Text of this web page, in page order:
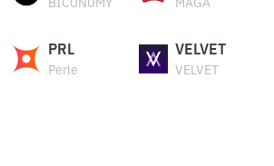
BICONOMY MAGA
PRL
Perle
VELVET
VELVET